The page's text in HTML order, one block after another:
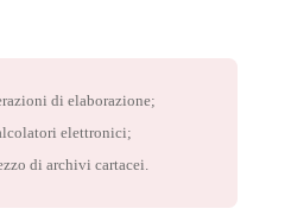
di elaborazione;
elettronici;
di archivi cartacei.